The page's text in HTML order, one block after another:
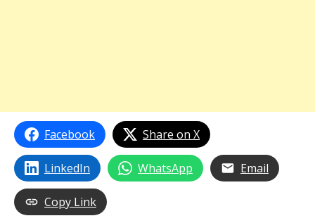
Facebook Share on X
LinkedIn WhatsApp Email
Copy Link